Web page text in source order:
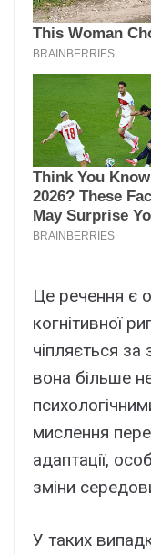
Це речення є
когнітивної
чіпляється за
вона більше
мислення
адаптації,
зміни
У таких